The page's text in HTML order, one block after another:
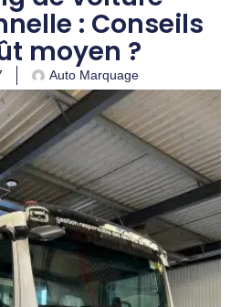
: Conseils
moyen ?
Auto Marquage